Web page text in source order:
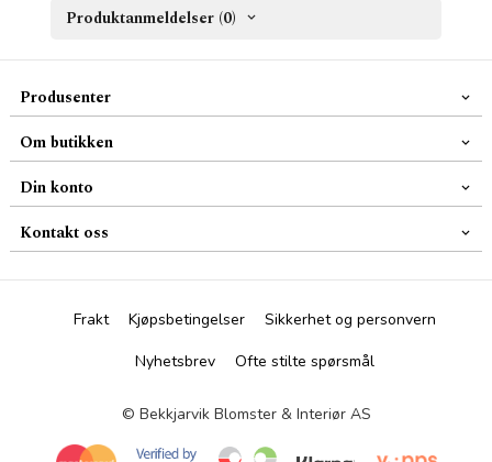
Produktanmeldelser (0)
Produsenter
Om butikken
Din konto
Kontakt oss
Frakt Kjøpsbetingelser
Sikkerhet og personvern
Nyhetsbrev
Ofte stilte spørsmål
© Bekkjarvik Blomster & Interiør AS